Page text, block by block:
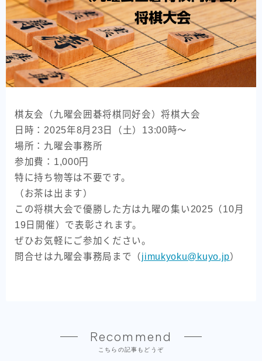
同窓生の交流・活動
その他
100周年記念に向けて
九曜の集い
活動報告
開催要項
スナップ写真
九曜会について
九曜会について
代表理事・会長 ごあいさつ
会費納入・寄付の方法
棋友会（九曜会囲碁将棋同好会）将棋大会
日時：2025年8月23日（土）13:00時～
場所：九曜会事務所
参加費：1,000円
特に持ち物等は不要です。
（お茶は出ます）
この将棋大会で優勝した方は九曜の集い2025（10月
19日開催）で表彰されます。
ぜひお気軽にご参加ください。
問合せは九曜会事務局まで（ jimukyoku@kuyo.jp）
Recommend
こちらの記事もどうぞ